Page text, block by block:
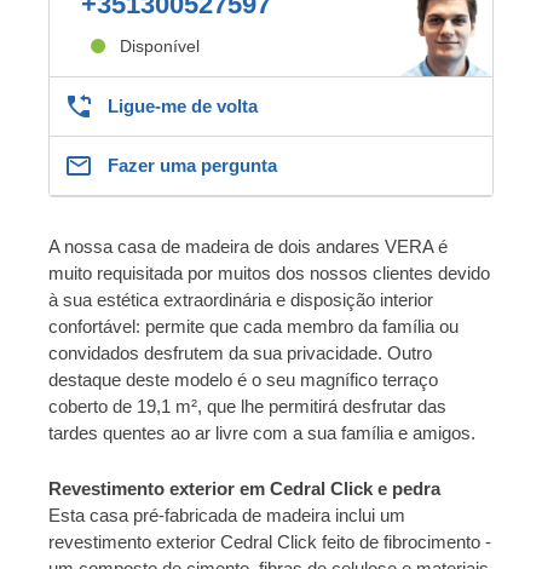
Disponível
Ligue-me de volta
Fazer uma pergunta
A nossa casa de madeira de dois andares VERA é
muito requisitada por muitos dos nossos clientes devido
à sua estética extraordinária e disposição interior
confortável: permite que cada membro da família ou
convidados desfrutem da sua privacidade. Outro
destaque deste modelo é o seu magnífico terraço
coberto de 19,1 m², que lhe permitirá desfrutar das
tardes quentes ao ar livre com a sua família e amigos.
Revestimento exterior em Cedral Click e pedra
Esta casa pré-fabricada de madeira inclui um
revestimento exterior Cedral Click feito de fibrocimento -